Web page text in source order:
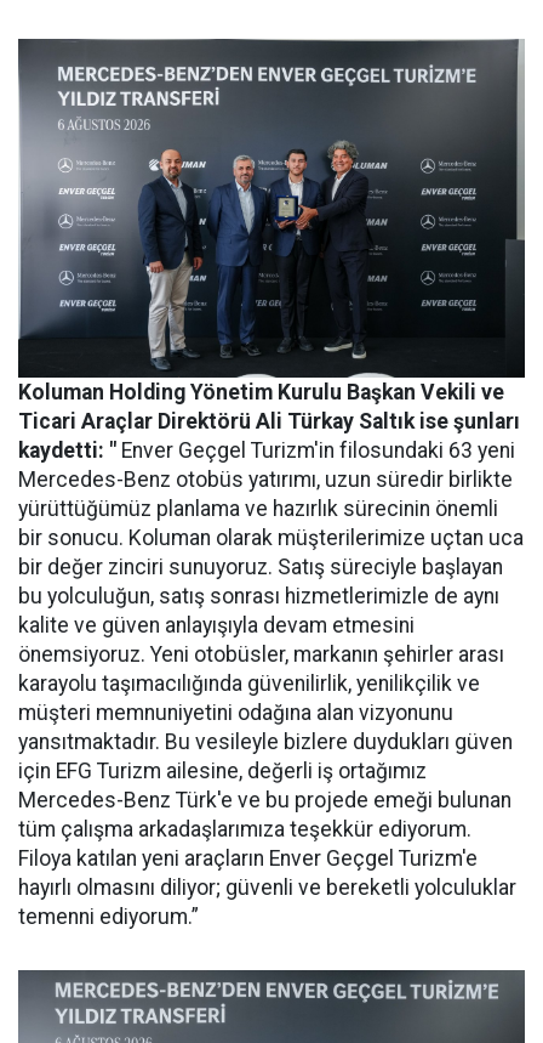
Koluman Holding Yönetim Kurulu Başkan Vekili ve
Ticari Araçlar Direktörü Ali Türkay Saltık ise şunları
kaydetti: " Enver Geçgel Turizm'in filosundaki 63 yeni
Mercedes-Benz otobüs yatırımı, uzun süredir birlikte
yürüttüğümüz planlama ve hazırlık sürecinin önemli
bir sonucu. Koluman olarak müşterilerimize uçtan uca
bir değer zinciri sunuyoruz. Satış süreciyle başlayan
bu yolculuğun, satış sonrası hizmetlerimizle de aynı
kalite ve güven anlayışıyla devam etmesini
önemsiyoruz. Yeni otobüsler, markanın şehirler arası
karayolu taşımacılığında güvenilirlik, yenilikçilik ve
müşteri memnuniyetini odağına alan vizyonunu
yansıtmaktadır. Bu vesileyle bizlere duydukları güven
için EFG Turizm ailesine, değerli iş ortağımız
Mercedes-Benz Türk'e ve bu projede emeği bulunan
tüm çalışma arkadaşlarımıza teşekkür ediyorum.
Filoya katılan yeni araçların Enver Geçgel Turizm'e
hayırlı olmasını diliyor; güvenli ve bereketli yolculuklar
temenni ediyorum.”